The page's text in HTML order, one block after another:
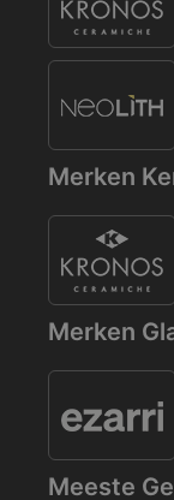
Merken
Merken
Meeste